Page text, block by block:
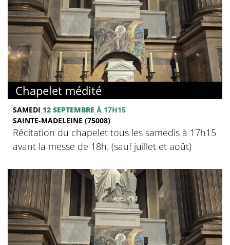
Chapelet médité
SAMEDI 12 SEPTEMBRE À 17H15
SAINTE-MADELEINE (75008)
Récitation du chapelet tous les samedis à 17h15
avant la messe de 18h. (sauf juillet et août)